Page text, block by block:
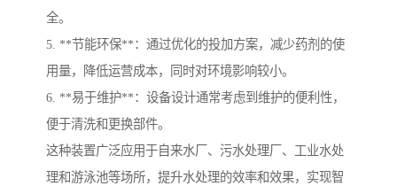
全。
5. **节能环保**：通过优化的投加方案，减少药剂的使
用量，降低运营成本，同时对环境影响较小。
6. **易于维护**：设备设计通常考虑到维护的便利性，
便于清洗和更换部件。
这种装置广泛应用于自来水厂、污水处理厂、工业水处
理和游泳池等场所，提升水处理的效率和效果，实现智